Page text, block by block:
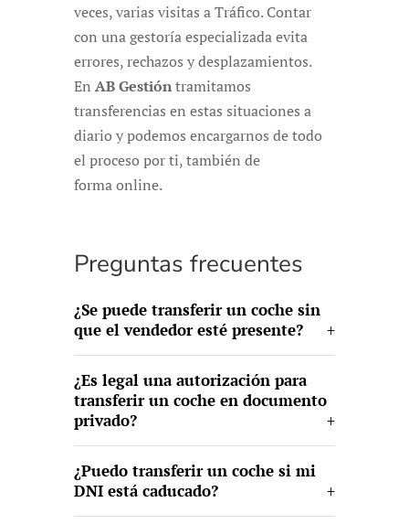
veces, varias visitas a Tráfico. Contar
con una gestoría especializada evita
errores, rechazos y desplazamientos.
En AB Gestióntramitamos
transferencias en estas situaciones a
diario y podemos encargarnos de todo
el proceso por ti, también de
forma online.
Preguntas frecuentes
¿Se puede transferir un coche sin
que el vendedor esté presente?
¿Es legal una autorización para
transferir un coche en documento
privado?
¿Puedo transferir un coche si mi
DNI está caducado?